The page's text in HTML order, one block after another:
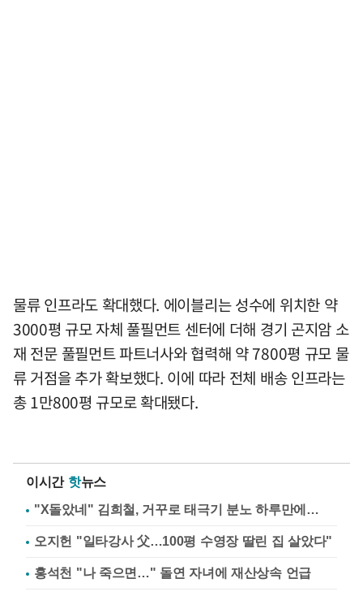
물류 인프라도 확대했다. 에이블리는 성수에 위치한 약
3000평 규모 자체 풀필먼트 센터에 더해 경기 곤지암 소
재 전문 풀필먼트 파트너사와 협력해 약 7800평 규모 물
류 거점을 추가 확보했다. 이에 따라 전체 배송 인프라는
총 1만800평 규모로 확대됐다.
이시간 핫뉴스
"X돌았네" 김희철, 거꾸로 태극기 분노 하루만에…
오지헌 "일타강사 父…100평 수영장 딸린 집 살았다"
홍석천 "나 죽으면…" 돌연 자녀에 재산상속 언급